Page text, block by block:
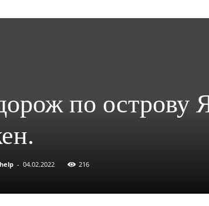
по острову
- 04.02.2022 216